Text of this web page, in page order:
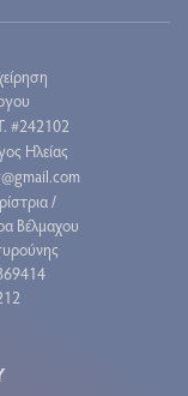
#242102
Ηλείας
/
Βέλμαχου